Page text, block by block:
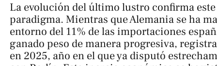
La evolución del último lustro confirma
paradigma. Mientras que Alemania se ha
entorno del 11% de las importaciones
ganado peso de manera progresiva,
en 2025, año en el que ya disputó